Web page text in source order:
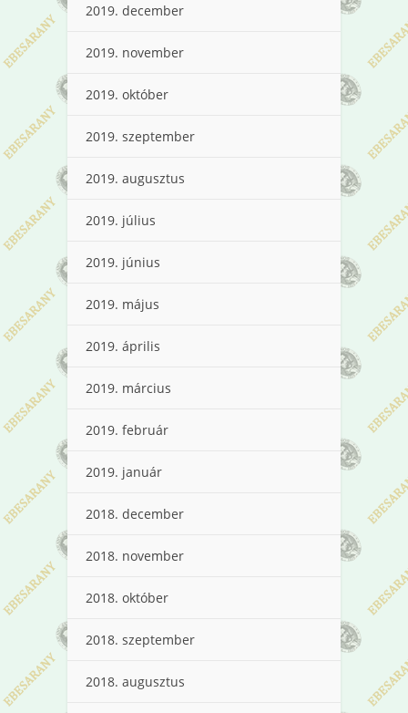
2019. december
2019. november
2019. október
2019. szeptember
2019. augusztus
2019. július
2019. június
2019. május
2019. április
2019. március
2019. február
2019. január
2018. december
2018. november
2018. október
2018. szeptember
2018. augusztus